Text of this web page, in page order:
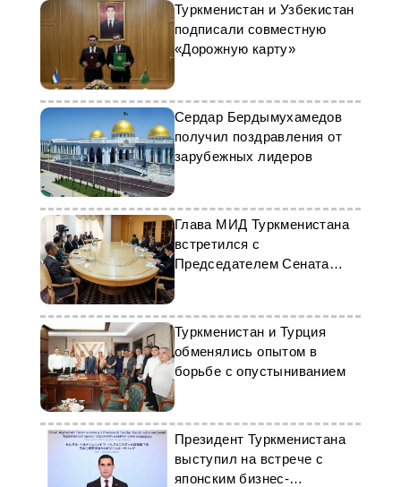
Туркменистан и Узбекистан
подписали совместную
«Дорожную карту»
Сердар Бердымухамедов
получил поздравления от
зарубежных лидеров
Глава МИД Туркменистана
встретился с
Председателем Сената
Пакистана
Туркменистан и Турция
обменялись опытом в
борьбе с опустыниванием
Президент Туркменистана
выступил на встрече с
японским бизнес-